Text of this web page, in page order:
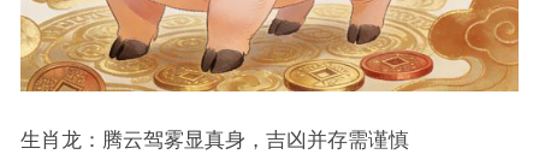
生肖龙：腾云驾雾显真身，吉凶并存需谨慎